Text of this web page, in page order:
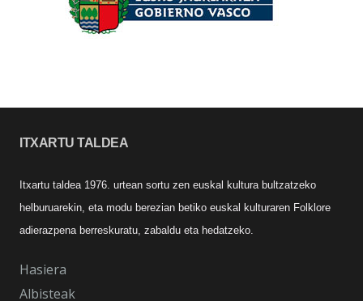
ITXARTU TALDEA
Itxartu taldea 1976. urtean sortu zen euskal kultura bultzatzeko
helburuarekin, eta modu berezian betiko euskal kulturaren Folklore
adierazpena berreskuratu, zabaldu eta hedatzeko.
Hasiera
Albisteak